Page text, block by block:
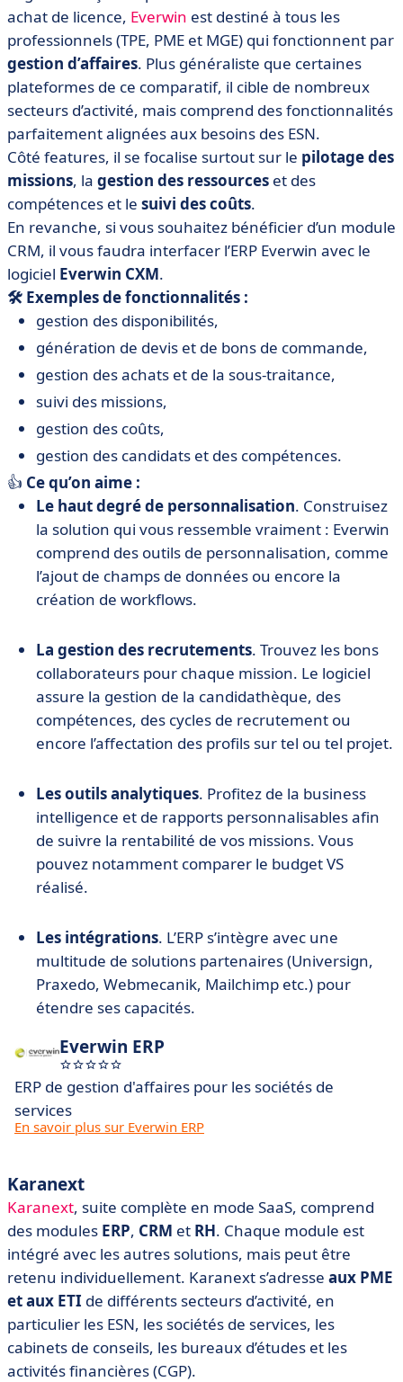
achat de licence, Everwin est destiné à tous les
professionnels (TPE, PME et MGE) qui fonctionnent par
gestion d’affaires. Plus généraliste que certaines
plateformes de ce comparatif, il cible de nombreux
secteurs d’activité, mais comprend des fonctionnalités
parfaitement alignées aux besoins des ESN.
Côté features, il se focalise surtout sur le pilotage des
missions, la gestion des ressources et des
compétences et le suivi des coûts.
En revanche, si vous souhaitez bénéficier d’un module
CRM, il vous faudra interfacer l’ERP Everwin avec le
logiciel Everwin CXM.
🛠️ Exemples de fonctionnalités :
gestion des disponibilités,
génération de devis et de bons de commande,
gestion des achats et de la sous-traitance,
suivi des missions,
gestion des coûts,
gestion des candidats et des compétences.
👍 Ce qu’on aime :
Le haut degré de personnalisation. Construisez
la solution qui vous ressemble vraiment : Everwin
comprend des outils de personnalisation, comme
l’ajout de champs de données ou encore la
création de workflows.
La gestion des recrutements. Trouvez les bons
collaborateurs pour chaque mission. Le logiciel
assure la gestion de la candidathèque, des
compétences, des cycles de recrutement ou
encore l’affectation des profils sur tel ou tel projet.
Les outils analytiques. Profitez de la business
intelligence et de rapports personnalisables afin
de suivre la rentabilité de vos missions. Vous
pouvez notamment comparer le budget VS
réalisé.
Les intégrations. L’ERP s’intègre avec une
multitude de solutions partenaires (Universign,
Praxedo, Webmecanik, Mailchimp etc.) pour
étendre ses capacités.
Everwin ERP
ERP de gestion d'affaires pour les sociétés de
services
En savoir plus sur Everwin ERP
Karanext
Karanext, suite complète en mode SaaS, comprend
des modules ERP, CRM et RH. Chaque module est
intégré avec les autres solutions, mais peut être
retenu individuellement. Karanext s’adresse aux PME
et aux ETI de différents secteurs d’activité, en
particulier les ESN, les sociétés de services, les
cabinets de conseils, les bureaux d’études et les
activités financières (CGP).